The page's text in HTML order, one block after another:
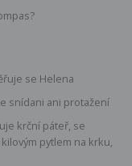
se Helena
snídani ani protažení
krční páteř, se
pytlem na krku,